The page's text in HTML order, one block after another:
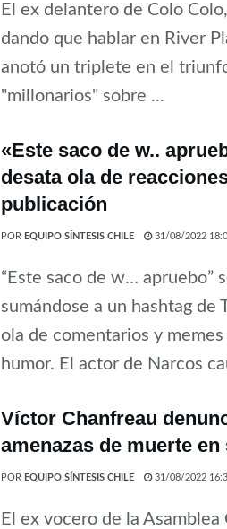
El ex delantero de Colo
dando que hablar en River
anotó un triplete en el
"millonarios" sobre ...
«Este saco de w..
desata ola de
publicación
POR EQUIPO SÍNTESIS CHILE 31/08/2022
“Este saco de w… apruebo”
sumándose a un hashtag
ola de comentarios y
humor. El actor de Narcos
Víctor Chanfreau
amenazas de muerte
POR EQUIPO SÍNTESIS CHILE 31/08/2022
El ex vocero de la Asamblea